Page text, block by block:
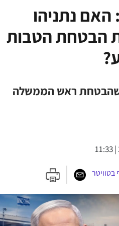
נתניהו
הבטחת הטבות
שהבטחת ראש הממשלה